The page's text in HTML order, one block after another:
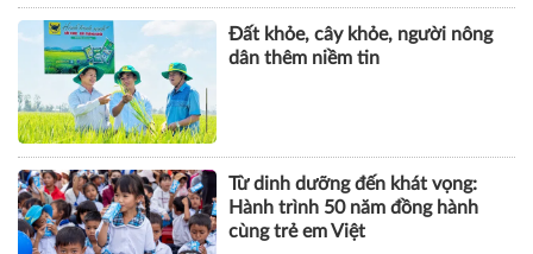
Đất khỏe, cây khỏe, người nông
dân thêm niềm tin
Từ dinh dưỡng đến khát vọng:
Hành trình 50 năm đồng hành
cùng trẻ em Việt